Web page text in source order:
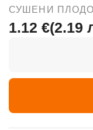
СУШЕНИ
1.12 €(2.19